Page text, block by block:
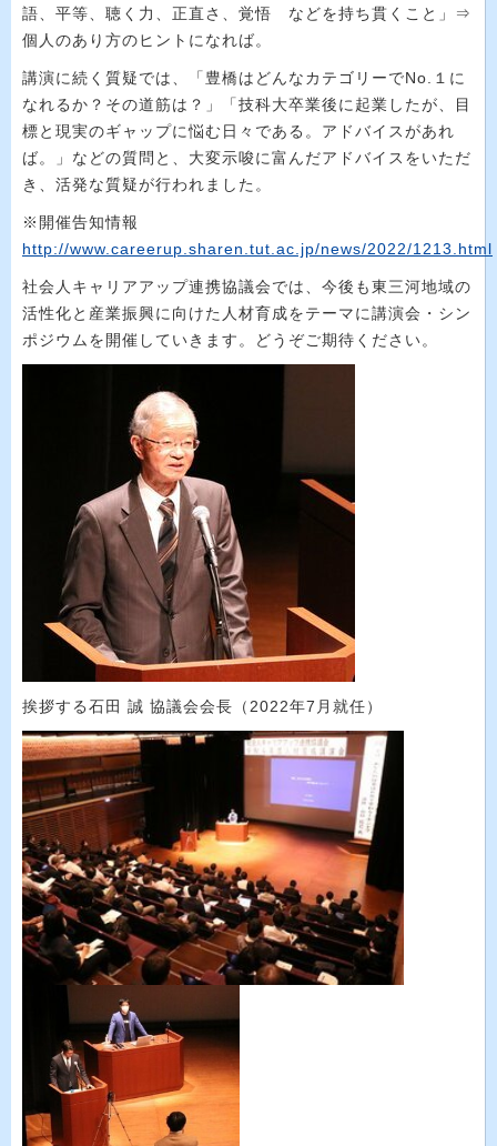
語、平等、聴く力、正直さ、覚悟 などを持ち貫くこと」⇒
個人のあり方のヒントになれば。
講演に続く質疑では、「豊橋はどんなカテゴリーでNo.
１に
なれるか？その道筋は？」「技科大卒業後に起業したが、目
標と現実のギャップに悩む日々である。アドバイスがあれ
ば。」などの質問と、大変示唆に富んだアドバイスをいただ
き、活発な質疑が行われました。
※ 開催告知情報
http://www.careerup.sharen.tut.ac.jp/news/2022/1213.html
社会人キャリアアップ連携協議会では、今後も東三河地域の
活性化と産業振興に向けた人材育成をテーマに講演会・シン
ポジウムを開催していきます。どうぞご期待ください。
挨拶する石田 誠 協議会会長（ 2022年7 月就任）